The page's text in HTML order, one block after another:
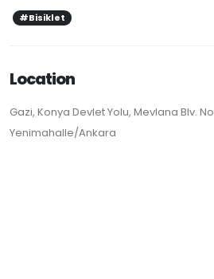
#Bisiklet
Location
Gazi, Konya Devlet Yolu, Mevlana Blv.
Yenimahalle/Ankara